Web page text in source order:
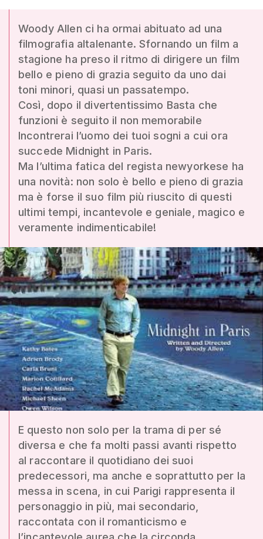
Woody Allen ci ha ormai abituato ad una
filmografia altalenante. Sfornando un film a
stagione ha preso il ritmo di dirigere un film
bello e pieno di grazia seguito da uno dai
toni minori, quasi un passatempo.
Così, dopo il divertentissimo Basta che
funzioni è seguito il non memorabile
Incontrerai l’uomo dei tuoi sogni a cui ora
succede Midnight in Paris.
Ma l’ultima fatica del regista newyorkese ha
una novità: non solo è bello e pieno di grazia
ma è forse il suo film più riuscito di questi
ultimi tempi, incantevole e geniale, magico e
veramente indimenticabile!
E questo non solo per la trama di per sé
diversa e che fa molti passi avanti rispetto
al raccontare il quotidiano dei suoi
predecessori, ma anche e soprattutto per la
messa in scena, in cui Parigi rappresenta il
personaggio in più, mai secondario,
raccontata con il romanticismo e